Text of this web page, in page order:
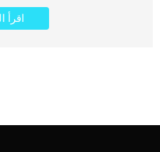
الاكتئاب كثيرة ومتنوعة ولكن جميعها
مفرط وغير محكم. اقرأ ايضا: تسمم
الاكتئاب قد تؤثر على القلب والجهاز
اقرأ